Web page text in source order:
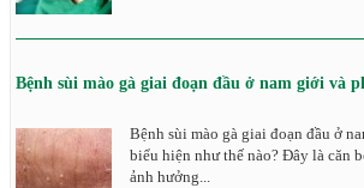
Bệnh sùi mào gà giai đoạn đầu ở nam giới và
Bệnh sùi mào gà giai đoạn đầu ở
biểu hiện như thế nào? Đây là căn
ảnh hưởng...